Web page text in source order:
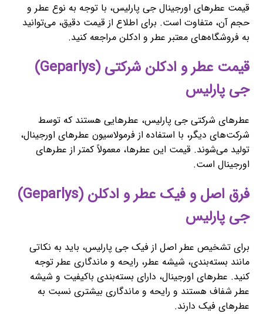
قیمت عطرهای اورجینال جی پارلیس، با توجه به نوع عطر و
حجم آن، متفاوت است. برای اطلاع از قیمت دقیق، می‌توانید
به فروشگاه‌های معتبر عطر و ادکلن مراجعه کنید.
قیمت عطر و ادکلن شرکتی (Geparlys)
جی پارلیس
عطرهای شرکتی جی پارلیس، عطرهایی هستند که توسط
شرکت‌های دیگر، با استفاده از فرمولاسیون عطرهای اورجینال،
تولید می‌شوند. قیمت این عطرها، معمولاً کمتر از عطرهای
اورجینال است.
فرق اصل و فیک عطر و ادکلن (Geparlys)
جی پارلیس
برای تشخیص عطر اصل از فیک جی پارلیس، باید به نکاتی
مانند بسته‌بندی، شیشه عطر، رایحه و ماندگاری عطر توجه
کنید. عطرهای اورجینال، دارای بسته‌بندی باکیفیت و شیشه
عطر شفاف هستند و رایحه و ماندگاری بیشتری نسبت به
عطرهای فیک دارند.